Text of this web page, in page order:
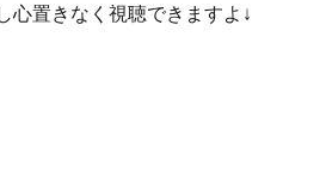
心置きなく視聴できますよ↓